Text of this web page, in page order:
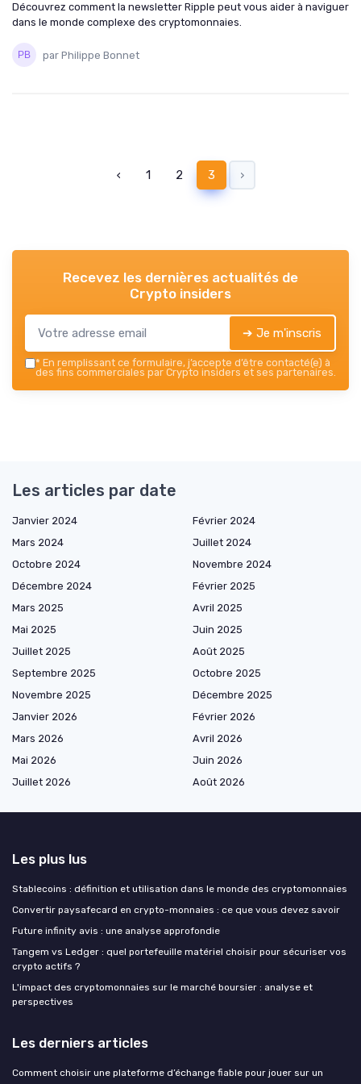
Découvrez comment la newsletter Ripple peut vous aider à naviguer
dans le monde complexe des cryptomonnaies.
par Philippe Bonnet
‹ 1 2 3 ›
Recevez les dernières actualités de
Crypto insiders
➔ Je m'inscris
* En remplissant ce formulaire, j’accepte d’être contacté(e) à
des fins commerciales par Crypto insiders et ses partenaires.
Les articles par date
Janvier 2024
Février 2024
Mars 2024
Juillet 2024
Octobre 2024
Novembre 2024
Décembre 2024
Février 2025
Mars 2025
Avril 2025
Mai 2025
Juin 2025
Juillet 2025
Août 2025
Septembre 2025
Octobre 2025
Novembre 2025
Décembre 2025
Janvier 2026
Février 2026
Mars 2026
Avril 2026
Mai 2026
Juin 2026
Juillet 2026
Août 2026
Les plus lus
Stablecoins : définition et utilisation dans le monde des cryptomonnaies
Convertir paysafecard en crypto-monnaies : ce que vous devez savoir
Future infinity avis : une analyse approfondie
Tangem vs Ledger : quel portefeuille matériel choisir pour sécuriser vos
crypto actifs ?
L'impact des cryptomonnaies sur le marché boursier : analyse et
perspectives
Les derniers articles
Comment choisir une plateforme d’échange fiable pour jouer sur un